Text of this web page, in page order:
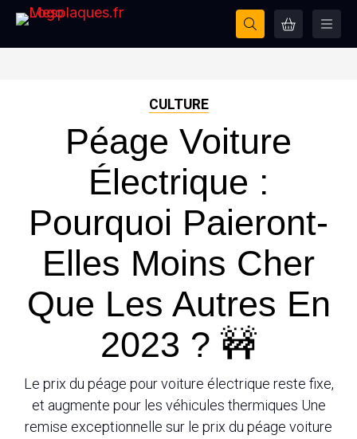
CULTURE
Péage Voiture
Électrique :
Pourquoi Paieront-
Elles Moins Cher
Que Les Autres En
2023 ? 🚧
Le prix du péage pour voiture électrique reste fixe,
et augmente pour les véhicules thermiques Une
remise exceptionnelle sur le prix du péage voiture